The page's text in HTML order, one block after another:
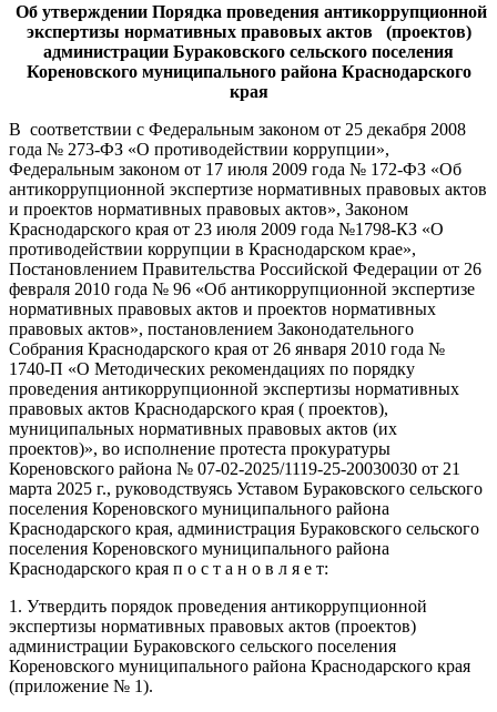
Об утверждении Порядка проведения антикоррупционной
экспертизы нормативных правовых актов (проектов)
администрации Бураковского сельского поселения
Кореновского муниципального района Краснодарского
края
В соответствии с Федеральным законом от 25 декабря 2008
года № 273-ФЗ «О противодействии коррупции»,
Федеральным законом от 17 июля 2009 года № 172-ФЗ «Об
антикоррупционной экспертизе нормативных правовых актов
и проектов нормативных правовых актов», Законом
Краснодарского края от 23 июля 2009 года №1798-КЗ «О
противодействии коррупции в Краснодарском крае»,
Постановлением Правительства Российской Федерации от 26
февраля 2010 года № 96 «Об антикоррупционной экспертизе
нормативных правовых актов и проектов нормативных
правовых актов», постановлением Законодательного
Собрания Краснодарского края от 26 января 2010 года №
1740-П «О Методических рекомендациях по порядку
проведения антикоррупционной экспертизы нормативных
правовых актов Краснодарского края ( проектов),
муниципальных нормативных правовых актов (их
проектов)», во исполнение протеста прокуратуры
Кореновского района № 07-02-2025/1119-25-20030030 от 21
марта 2025 г., руководствуясь Уставом Бураковского сельского
поселения Кореновского муниципального района
Краснодарского края, администрация Бураковского сельского
поселения Кореновского муниципального района
Краснодарского края п о с т а н о в л я е т:
1. Утвердить порядок проведения антикоррупционной
экспертизы нормативных правовых актов (проектов)
администрации Бураковского сельского поселения
Кореновского муниципального района Краснодарского края
(приложение № 1).